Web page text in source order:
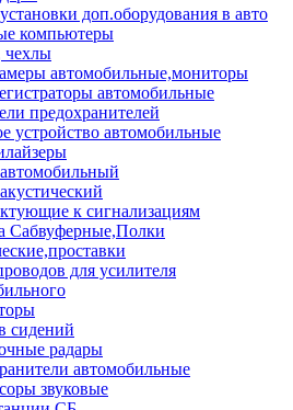
доп.оборудования в авто
компьютеры
чехлы
автомобильные,мониторы
автомобильные
предохранителей
устройство автомобильные
к сигнализациям
Сабвуферные,Полки
для усилителя
сидений
радары
автомобильные
звуковые